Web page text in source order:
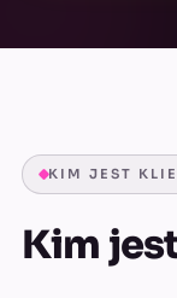
KIM JEST
Kim